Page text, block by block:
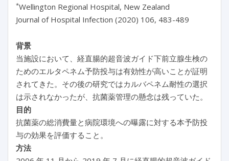
*Wellington Regional Hospital, New Zealand
Journal of Hospital Infection (2020) 106, 483-489
背景
当施設において、経直腸的超音波ガイド下前立腺生検の
ためのエルタペネム予防投与は有効性が高いことが証明
されてきた。その後の研究ではカルバペネム耐性の選択
は示されなかったが、抗菌薬管理の懸念は残っていた。
目的
抗菌薬の総消費量と病院環境への曝露に対する本予防投
与の効果を評価すること。
方法